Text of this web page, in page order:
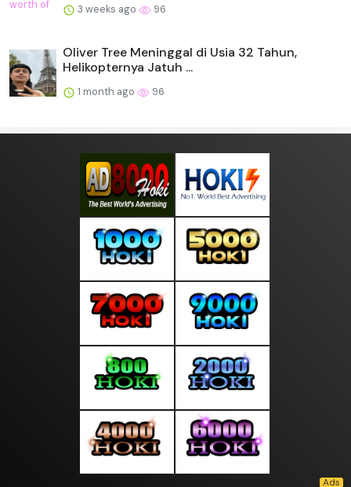
3 weeks ago 96
Oliver Tree Meninggal di Usia 32 Tahun,
Helikopternya Jatuh ...
1 month ago 96